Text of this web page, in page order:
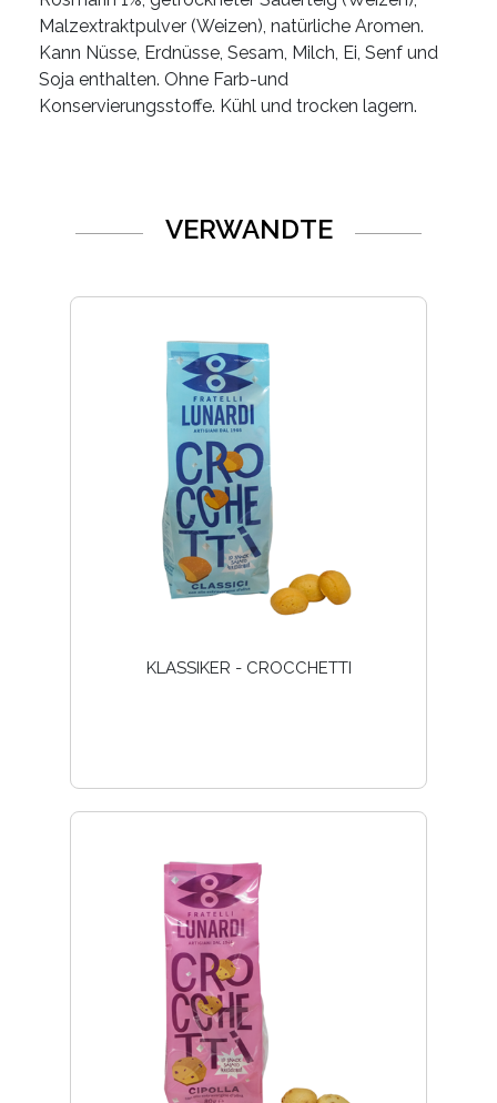
Malzextraktpulver (Weizen), natürliche Aromen.
Kann Nüsse, Erdnüsse, Sesam, Milch, Ei, Senf und
Soja enthalten. Ohne Farb-und
Konservierungsstoffe. Kühl und trocken lagern.
VERWANDTE
KLASSIKER - CROCCHETTI